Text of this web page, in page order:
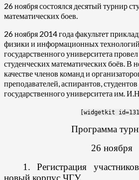
26 ноября состоялся десятый турнир
математических боев.
26 ноября 2014 года факультет
физики и информационных
государственного университета
студенческих математических боёв. В
качестве членов команд и
преподавателей, аспирантов,
государственного университета им.
[widgetkit
Программа
26 ноября
1. Регистрация
новый корпус ЧГУ.